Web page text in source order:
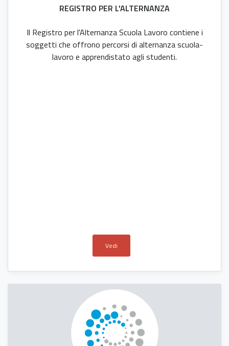
REGISTRO PER L'ALTERNANZA
Il Registro per l'Alternanza Scuola Lavoro contiene i
soggetti che offrono percorsi di alternanza scuola-
lavoro e apprendistato agli studenti.
Vedi